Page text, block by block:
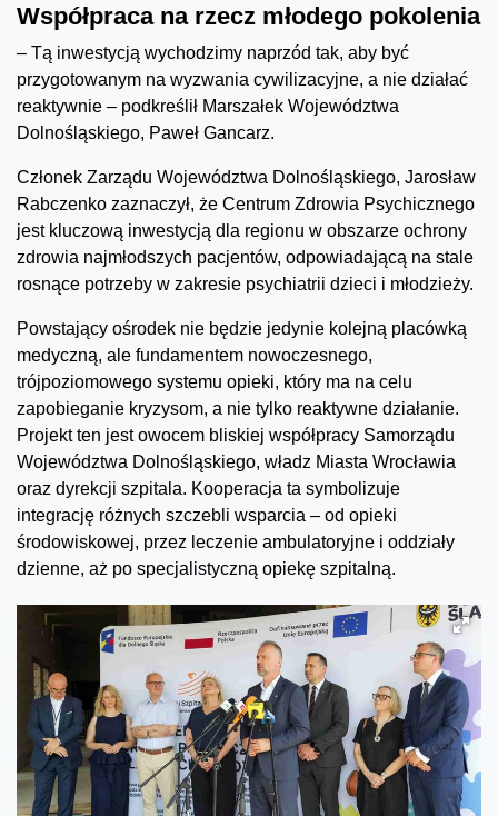
Współpraca na rzecz młodego pokolenia
– Tą inwestycją wychodzimy naprzód tak, aby być
przygotowanym na wyzwania cywilizacyjne, a nie działać
reaktywnie – podkreślił Marszałek Województwa
Dolnośląskiego, Paweł Gancarz.
Członek Zarządu Województwa Dolnośląskiego, Jarosław
Rabczenko zaznaczył, że Centrum Zdrowia Psychicznego
jest kluczową inwestycją dla regionu w obszarze ochrony
zdrowia najmłodszych pacjentów, odpowiadającą na stale
rosnące potrzeby w zakresie psychiatrii dzieci i młodzieży.
Powstający ośrodek nie będzie jedynie kolejną placówką
medyczną, ale fundamentem nowoczesnego,
trójpoziomowego systemu opieki, który ma na celu
zapobieganie kryzysom, a nie tylko reaktywne działanie.
Projekt ten jest owocem bliskiej współpracy Samorządu
Województwa Dolnośląskiego, władz Miasta Wrocławia
oraz dyrekcji szpitala. Kooperacja ta symbolizuje
integrację różnych szczebli wsparcia – od opieki
środowiskowej, przez leczenie ambulatoryjne i oddziały
dzienne, aż po specjalistyczną opiekę szpitalną.